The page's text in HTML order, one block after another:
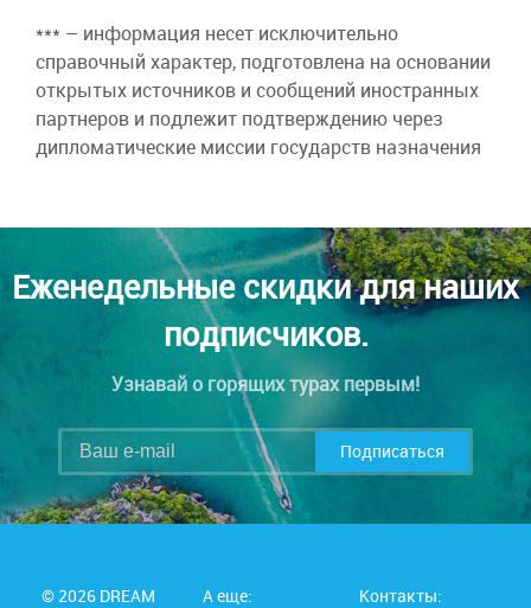
*** – информация несет исключительно
справочный характер, подготовлена на основании
открытых источников и сообщений иностранных
партнеров и подлежит подтверждению через
дипломатические миссии государств назначения
Еженедельные скидки для наших
подписчиков.
Узнавай о горящих турах первым!
Подписаться
© 2026 DREAM
А еще: Контакты: